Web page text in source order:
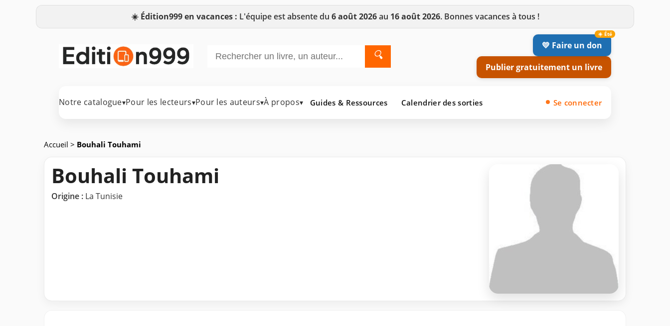
☀️ Édition999 en vacances : L'équipe est absente du 6 août 2026au 16 août 2026. Bonnes vacances à tous !
🔍
💛 Faire un don
Publier gratuitement un livre
Notre catalogue▾Pour les lecteurs▾Pour les auteurs▾À propos▾ Guides & Ressources Calendrier des sorties Se connecter
Accueil > Bouhali Touhami
Bouhali Touhami
Origine : La Tunisie